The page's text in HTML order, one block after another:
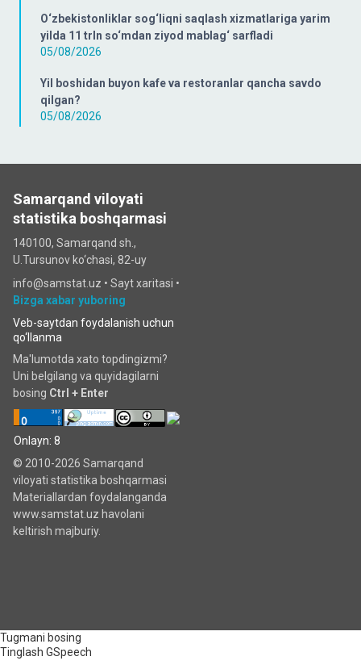
O‘zbekistonliklar sog‘liqni saqlash xizmatlariga yarim
yilda 11 trln so‘mdan ziyod mablag‘ sarfladi
05/08/2026
Yil boshidan buyon kafe va restoranlar qancha savdo
qilgan?
05/08/2026
Samarqand viloyati
statistika boshqarmasi
140100, Samarqand sh.,
U.Tursunov ko‘chаsi, 82-uy
info@samstat.uz • Sayt xaritasi •
Bizga xabar yuboring
Veb-saytdan foydalanish uchun
qo‘llanma
Ma'lumotda xato topdingizmi?
Uni belgilang va quyidagilarni
bosing Ctrl + Enter
Onlayn: 8
© 2010-2026 Samarqand
viloyati statistika boshqarmasi
Materiallardan foydalanganda
www.samstat.uz havolani
keltirish majburiy.
Tugmani bosing
Tinglash GSpeech